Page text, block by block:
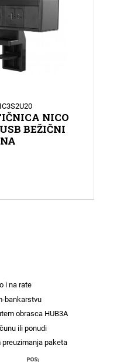
NICO
BEŽIČNI
i na rate
bankarstvu
obrasca HUB3A
ili ponudi
paketa